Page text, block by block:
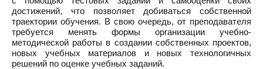
достижений, что позволяет добиваться собственной
траектории обучения. В свою очередь, от преподавателя
требуется менять формы организации учебно-
методической работы в создании собственных проектов,
новых учебных материалов и новых технологичных
решений по оценке учебных заданий.